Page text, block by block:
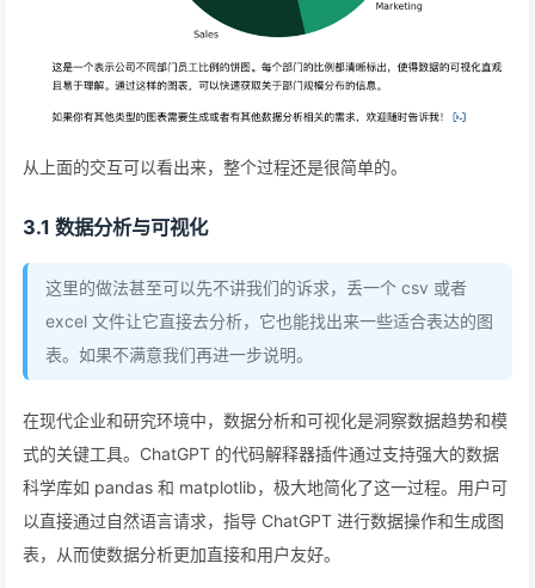
从上面的交互可以看出来，整个过程还是很简单的。
3.1 数据分析与可视化
这里的做法甚至可以先不讲我们的诉求，丢一个 csv 或者
excel 文件让它直接去分析，它也能找出来一些适合表达的图
表。如果不满意我们再进一步说明。
在现代企业和研究环境中，数据分析和可视化是洞察数据趋势和模
式的关键工具。ChatGPT 的代码解释器插件通过支持强大的数据
科学库如 pandas 和 matplotlib，极大地简化了这一过程。用户可
以直接通过自然语言请求，指导 ChatGPT 进行数据操作和生成图
表，从而使数据分析更加直接和用户友好。